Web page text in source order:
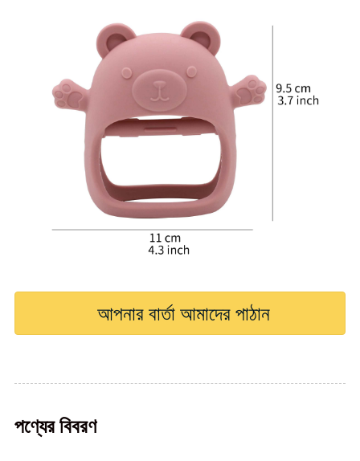
আপনার বার্তা আমাদের পাঠান
পণ্যের বিবরণ